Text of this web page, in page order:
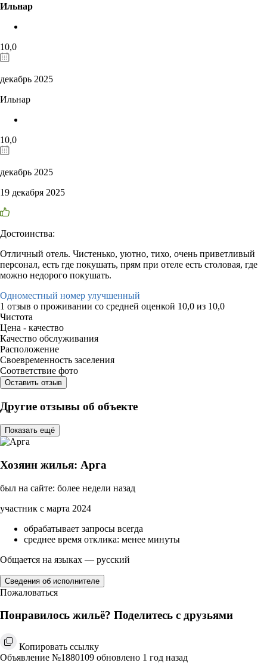
Ильнар
10,0
декабрь 2025
Ильнар
10,0
декабрь 2025
19 декабря 2025
Достоинства:
Отличный отель. Чистенько, уютно, тихо, очень приветливый
персонал, есть где покушать, прям при отеле есть столовая, где
можно недорого покушать.
Одноместный номер улучшенный
1 отзыв о проживании со средней оценкой 10,0 из 10,0
Чистота
Цена - качество
Качество обслуживания
Расположение
Своевременность заселения
Соответствие фото
Оставить отзыв
Другие отзывы об объекте
Показать ещё
Хозяин жилья: Арга
был на сайте: более недели назад
участник с марта 2024
обрабатывает запросы всегда
среднее время отклика: менее минуты
Общается на языках — русский
Сведения об исполнителе
Пожаловаться
Понравилось жильё? Поделитесь с друзьями
Копировать ссылку
Объявление №1880109 обновлено 1 год назад